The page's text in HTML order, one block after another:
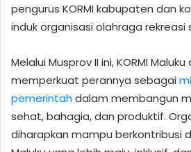
pengurus KORMI kabupaten dan
induk organisasi olahraga rekreasi
Melalui Musprov II ini, KORMI
memperkuat perannya sebagai
pemerintahdalam membangun
sehat, bahagia, dan produktif.
diharapkan mampu berkontribusi